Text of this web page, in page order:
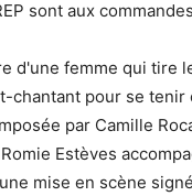
sont aux
d'une femme qui tire
chantant pour se tenir
par Camille
Estèves
mise en scène